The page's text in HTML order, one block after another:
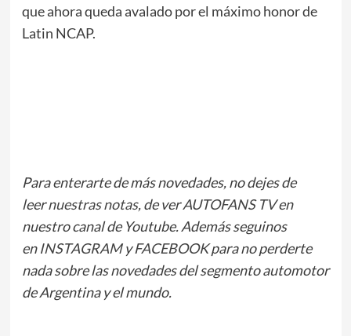
que ahora queda avalado por el máximo honor de
Latin NCAP.
Para enterarte de más novedades, no dejes de
leernuestras notas, de verAUTOFANS TVen
nuestro canal de Youtube. Además seguinos
enINSTAGRAMyFACEBOOKpara no perderte
nada sobre las novedades del segmento automotor
de Argentina y el mundo.